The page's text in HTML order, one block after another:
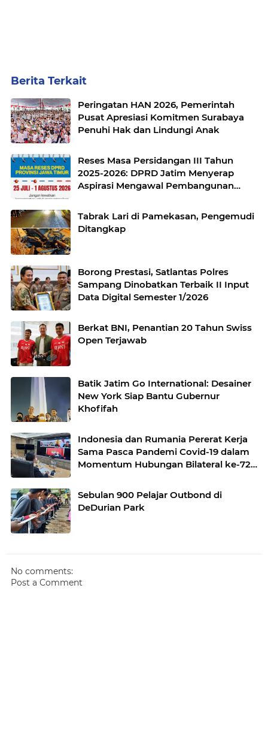
Berita Terkait
Peringatan HAN 2026, Pemerintah
Pusat Apresiasi Komitmen Surabaya
Penuhi Hak dan Lindungi Anak
Reses Masa Persidangan III Tahun
2025-2026: DPRD Jatim Menyerap
Aspirasi Mengawal Pembangunan
Tabrak Lari di Pamekasan, Pengemudi
Ditangkap
Borong Prestasi, Satlantas Polres
Sampang Dinobatkan Terbaik II Input
Data Digital Semester 1/2026
Berkat BNI, Penantian 20 Tahun Swiss
Open Terjawab
Batik Jatim Go International: Desainer
New York Siap Bantu Gubernur
Khofifah
Indonesia dan Rumania Pererat Kerja
Sama Pasca Pandemi Covid-19 dalam
Momentum Hubungan Bilateral ke-72
Sebulan 900 Pelajar Outbond di
DeDurian Park
No comments:
Post a Comment